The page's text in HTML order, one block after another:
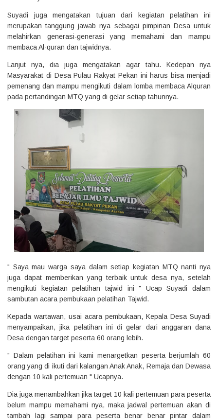
Suyadi juga mengatakan tujuan dari kegiatan pelatihan ini
merupakan tanggung jawab nya sebagai pimpinan Desa untuk
melahirkan generasi-generasi yang memahami dan mampu
membaca Al-quran dan tajwidnya.
Lanjut nya, dia juga mengatakan agar tahu. Kedepan nya
Masyarakat di Desa Pulau Rakyat Pekan ini harus bisa menjadi
pemenang dan mampu mengikuti dalam lomba membaca Alquran
pada pertandingan MTQ yang di gelar setiap tahunnya.
" Saya mau warga saya dalam setiap kegiatan MTQ nanti nya
juga dapat memberikan yang terbaik untuk desa nya, setelah
mengikuti kegiatan pelatihan tajwid ini " Ucap Suyadi dalam
sambutan acara pembukaan pelatihan Tajwid.
Kepada wartawan, usai acara pembukaan, Kepala Desa Suyadi
menyampaikan, jika pelatihan ini di gelar dari anggaran dana
Desa dengan target peserta 60 orang lebih.
" Dalam pelatihan ini kami menargetkan peserta berjumlah 60
orang yang di ikuti dari kalangan Anak Anak, Remaja dan Dewasa
dengan 10 kali pertemuan " Ucapnya.
Dia juga menambahkan jika target 10 kali pertemuan para peserta
belum mampu memahami nya, maka jadwal pertemuan akan di
tambah lagi sampai para peserta benar benar pintar dalam